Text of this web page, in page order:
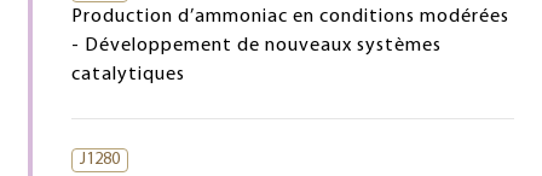
Production d’ammoniac en conditions modérées
- Développement de nouveaux systèmes
catalytiques
J1280